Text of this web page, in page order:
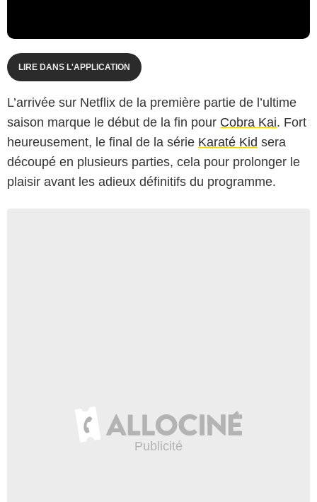
LIRE DANS L'APPLICATION
L’arrivée sur Netflix de la première partie de l’ultime
saison marque le début de la fin pour Cobra Kai. Fort
heureusement, le final de la série Karaté Kid sera
découpé en plusieurs parties, cela pour prolonger le
plaisir avant les adieux définitifs du programme.